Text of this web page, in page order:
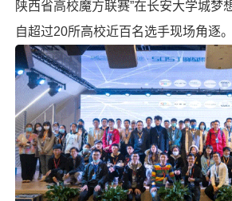
陕西省高校魔方联赛”在长安大学城梦
自超过20所高校近百名选手现场角逐。